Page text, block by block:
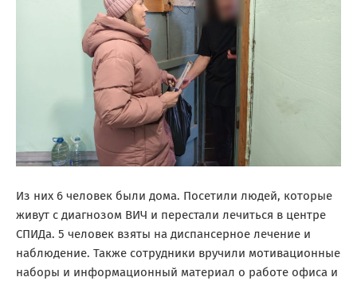
Из них 6 человек были дома. Посетили людей, которые
живут с диагнозом ВИЧ и перестали лечиться в центре
СПИДа. 5 человек взяты на диспансерное лечение и
наблюдение. Также сотрудники вручили мотивационные
наборы и информационный материал о работе офиса и